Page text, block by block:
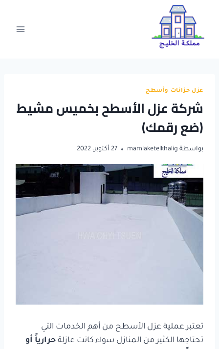
المحتوى
عزل خزانات وأسطح
شركة عزل الأسطح بخميس مشيط
(ضع رقمك)
بواسطة mamlaketelkhalig 27 أكتوبر، 2022
تعتبر عملية عزل الأسطح من أهم الخدمات التي
تحتاجها الكثير من المنازل سواء كانت عازلة حرارياً أو